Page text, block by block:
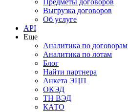
Предметы договоров
Выгрузка договоров
Об услуге
API
Еще
Аналитика по договорам
Аналитика по лотам
Блог
Найти партнера
Анкета ЭЦП
ОКЭД
ТН ВЭД
КАТО